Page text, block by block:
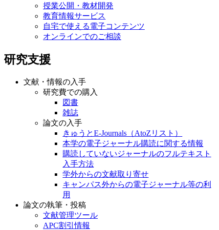
授業公開・教材開発
教育情報サービス
自宅で使える電子コンテンツ
オンラインでのご相談
研究支援
文献・情報の入手
研究費での購入
図書
雑誌
論文の入手
きゅうとE-Journals（AtoZリスト）
本学の電子ジャーナル購読に関する情報
購読していないジャーナルのフルテキスト
入手方法
学外からの文献取り寄せ
キャンパス外からの電子ジャーナル等の利
用
論文の執筆・投稿
文献管理ツール
APC割引情報